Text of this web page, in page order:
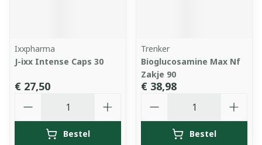
Ixxpharma
J-ixx Intense Caps 30
€ 27,50
Bestel
Trenker
Bioglucosamine Max Nf
Zakje 90
€ 38,98
Bestel